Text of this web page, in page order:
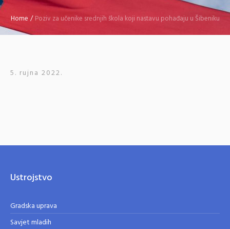
Home /Poziv za učenike srednjih škola koji nastavu pohađaju u Šibeniku
5. rujna 2022.
Ustrojstvo
Gradska uprava
Savjet mladih